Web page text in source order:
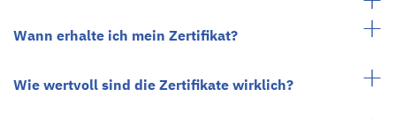
Wann erhalte ich mein Zertifikat?
Wie wertvoll sind die Zertifikate wirklich?